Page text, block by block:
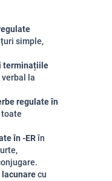
simple,
terminațiile
la
regulate în
toate
în -ERîn
lacunarecu